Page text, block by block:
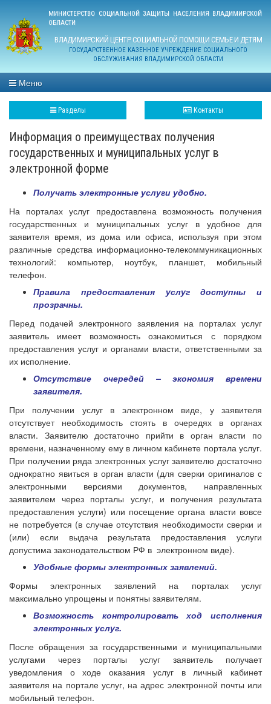
МИНИСТЕРСТВО СОЦИАЛЬНОЙ ЗАЩИТЫ НАСЕЛЕНИЯ ВЛАДИМИРСКОЙ
ОБЛАСТИ
ВЛАДИМИРСКИЙ ЦЕНТР СОЦИАЛЬНОЙ ПОМОЩИ СЕМЬЕ И ДЕТЯМ
ГОСУДАРСТВЕННОЕ КАЗЕННОЕ УЧРЕЖДЕНИЕ СОЦИАЛЬНОГО
ОБСЛУЖИВАНИЯ ВЛАДИМИРСКОЙ ОБЛАСТИ
Меню
Разделы Контакты
Информация о преимуществах получения
государственных и муниципальных услуг в
электронной форме
Получать электронные услуги удобно.
На порталах услуг предоставлена возможность получения
государственных и муниципальных услуг в удобное для
заявителя время, из дома или офиса, используя при этом
различные средства информационно-телекоммуникационных
технологий: компьютер, ноутбук, планшет, мобильный
телефон.
Правила предоставления услуг доступны и
прозрачны.
Перед подачей электронного заявления на порталах услуг
заявитель имеет возможность ознакомиться с порядком
предоставления услуг и органами власти, ответственными за
их исполнение.
Отсутствие очередей – экономия времени
заявителя.
При получении услуг в электронном виде, у заявителя
отсутствует необходимость стоять в очередях в органах
власти. Заявителю достаточно прийти в орган власти по
времени, назначенному ему в личном кабинете портала услуг.
При получении ряда электронных услуг заявителю достаточно
однократно явиться в орган власти (для сверки оригиналов с
электронными версиями документов, направленных
заявителем через порталы услуг, и получения результата
предоставления услуги) или посещение органа власти вовсе
не потребуется (в случае отсутствия необходимости сверки и
(или) если выдача результата предоставления услуги
допустима законодательством РФ в электронном виде).
Удобные формы электронных заявлений.
Формы электронных заявлений на порталах услуг
максимально упрощены и понятны заявителям.
Возможность контролировать ход исполнения
электронных услуг.
После обращения за государственными и муниципальными
услугами через порталы услуг заявитель получает
уведомления о ходе оказания услуг в личный кабинет
заявителя на портале услуг, на адрес электронной почты или
мобильный телефон.